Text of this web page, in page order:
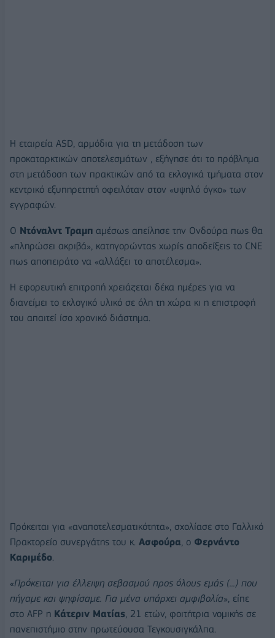
Η εταιρεία ASD, αρμόδια για τη μετάδοση των
προκαταρκτικών αποτελεσμάτων , εξήγησε ότι το πρόβλημα
στη μετάδοση των πρακτικών από τα εκλογικά τμήματα στον
κεντρικό εξυπηρετητή οφειλόταν στον «υψηλό όγκο» των
εγγραφών.
Ο Ντόναλντ Τραμπ αμέσως απείλησε την Ονδούρα πως θα
«πληρώσει ακριβά», κατηγορώντας χωρίς αποδείξεις το CNE
πως αποπειράτο να «αλλάξει το αποτέλεσμα».
Η εφορευτική επιτροπή χρειάζεται δέκα ημέρες για να
διανείμει το εκλογικό υλικό σε όλη τη χώρα κι η επιστροφή
του απαιτεί ίσο χρονικό διάστημα.
Πρόκειται για «αναποτελεσματικότητα», σχολίασε στο Γαλλικό
Πρακτορείο συνεργάτης του κ. Ασφούρα, ο Φερνάντο
Καριμέδο.
«Πρόκειται για έλλειψη σεβασμού προς όλους εμάς (...) που
πήγαμε και ψηφίσαμε. Για μένα υπάρχει αμφιβολία», είπε
στο AFP η Κάτεριν Ματίας, 21 ετών, φοιτήτρια νομικής σε
πανεπιστήμιο στην πρωτεύουσα Τεγκουσιγκάλπα.